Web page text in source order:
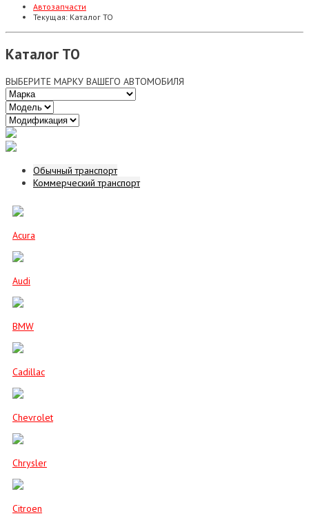
Автозапчасти
Текущая: Каталог ТО
Каталог ТО
ВЫБЕРИТЕ МАРКУ ВАШЕГО АВТОМОБИЛЯ
Обычный транспорт
Коммерческий транспорт
Acura
Audi
BMW
Cadillac
Chevrolet
Chrysler
Citroen